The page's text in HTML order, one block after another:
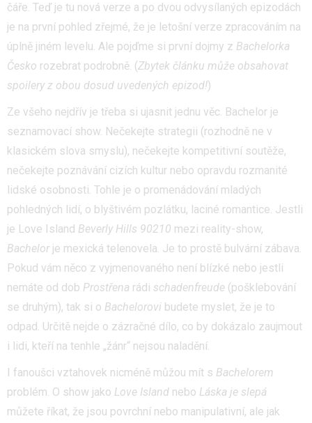
čáře. Teď je tu nová verze a po dvou odvysílaných epizodách
je na první pohled zřejmé, že je letošní verze zpracováním na
úplně jiném levelu. Ale pojďme si první dojmy z Bachelorka
Česko rozebrat podrobně. (Zbytek článku může obsahovat
spoilery z obou dosud uvedených epizod!)
Ze všeho nejdřív je třeba si ujasnit jednu věc. Bachelor je
seznamovací show. Nečekejte strategii (rozhodně ne v
klasickém slova smyslu), nečekejte kompetitivní soutěže,
nečekejte poznávání cizích kultur nebo opravdu rozmanité
lidské osobnosti. Tohle je o promenádování mladých
pohledných lidí, o blyštivém pozlátku, laciné romantice. Jestli
je Love Island Beverly Hills 90210 mezi reality-show,
Bachelor je mexická telenovela. Je to prostě bulvární zábava.
Pokud vám něco z vyjmenovaného není blízké nebo jestli
nemáte od dob Prostřena rádi schadenfreude (pošklebování
se druhým), tak si o Bachelorovi budete myslet, že je to
odpad. Určitě nejde o zázračné dílo, co by dokázalo zaujmout
i lidi, kteří na tenhle „žánr“ nejsou naladění.
I fanoušci vztahovek nicméně můžou mít s Bachelorem
problém. O show jako Love Island nebo Láska je slepá
můžete říkat, že jsou povrchní nebo manipulativní, ale jak